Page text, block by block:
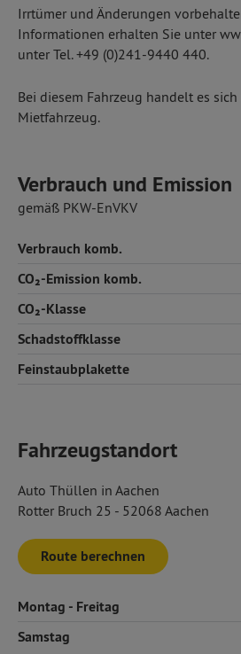
Irrtümer und Änderungen
Informationen erhalten Sie unter
unter Tel. +49 (0)241-9440 440.
Bei diesem Fahrzeug handelt es
Mietfahrzeug.
Verbrauch und Emission
gemäß PKW-EnVKV
Verbrauch komb.
CO₂-Emission komb.
CO₂-Klasse
Schadstoffklasse
Feinstaubplakette
Fahrzeugstandort
Auto Thüllen in Aachen
Rotter Bruch 25 - 52068 Aachen
Route berechnen
Montag - Freitag
Samstag